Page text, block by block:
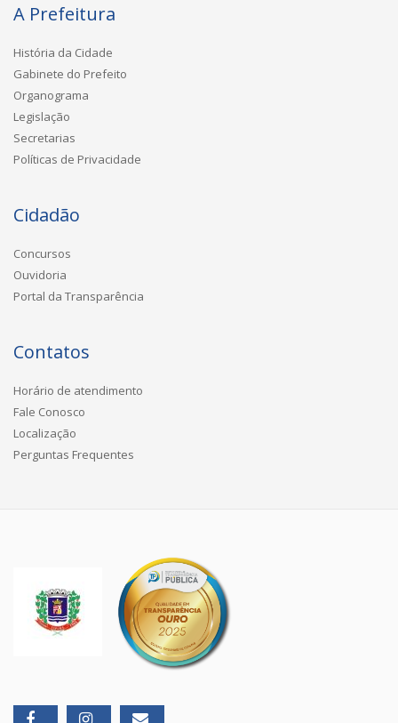
A Prefeitura
História da Cidade
Gabinete do Prefeito
Organograma
Legislação
Secretarias
Políticas de Privacidade
Cidadão
Concursos
Ouvidoria
Portal da Transparência
Contatos
Horário de atendimento
Fale Conosco
Localização
Perguntas Frequentes